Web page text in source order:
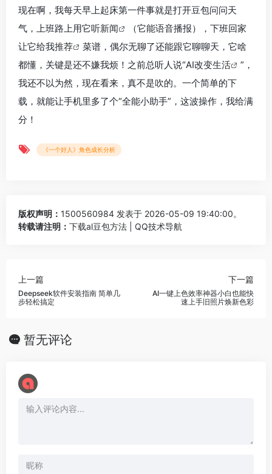
现在啊，我每天早上起床第一件事就是打开豆包问问天
气，上班路上用它听新闻
（它能语音播报），下班回家
让它给我推荐
菜谱，偶尔无聊了还能跟它聊聊天，它啥
都懂，关键是还不嫌我烦！之前总听人说“AI改变生活
”，
我还不以为然，现在看来，真不是吹的。一个简单的下
载，就能让手机里多了个“全能小助手”，这波操作，我给满
分！
《一个好人》角色成长分析
版权声明： 1500560984 发表于 2026-05-09 19:40:00。
转载请注明： 下载al豆包方法 | QQ技术导航
上一篇
Deepseek软件安装指南 简单几
步轻松搞定
下一篇
AI一键上色效率神器小白也能快
速上手旧照片焕新色彩
暂无评论